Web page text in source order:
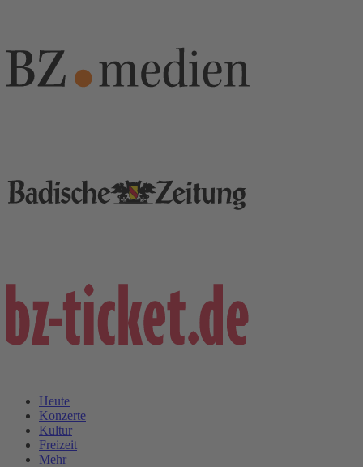
Heute
Konzerte
Kultur
Freizeit
Mehr